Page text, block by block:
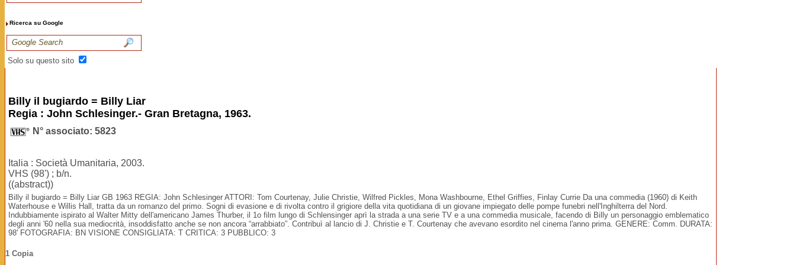
Ricerca su Google
Solo su questo sito
Billy il bugiardo = Billy Liar
Regia : John Schlesinger.- Gran Bretagna, 1963.
N° associato: 5823
Italia : Società Umanitaria, 2003.
VHS (98') ; b/n.
((abstract))
Billy il bugiardo = Billy Liar GB 1963 REGIA: John Schlesinger ATTORI: Tom Courtenay, Julie Christie, Wilfred Pickles, Mona Washbourne, Ethel Griffies, Finlay Currie Da una commedia (1960) di Keith
Waterhouse e Willis Hall, tratta da un romanzo del primo. Sogni di evasione e di rivolta contro il grigiore della vita quotidiana di un giovane impiegato delle pompe funebri nell'Inghilterra del Nord.
Indubbiamente ispirato al Walter Mitty dell'americano James Thurber, il 1o film lungo di Schlensinger aprì la strada a una serie TV e a una commedia musicale, facendo di Billy un personaggio emblematico
degli anni '60 nella sua mediocrità, insoddisfatto anche se non ancora “arrabbiato”. Contribuì al lancio di J. Christie e T. Courtenay che avevano esordito nel cinema l'anno prima. GENERE: Comm. DURATA:
98' FOTOGRAFIA: BN VISIONE CONSIGLIATA: T CRITICA: 3 PUBBLICO: 3
1 Copia